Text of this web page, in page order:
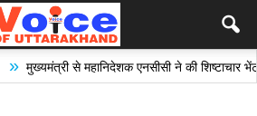
से महानिदेशक एनसीसी ने की शिष्टाचार भेंट »